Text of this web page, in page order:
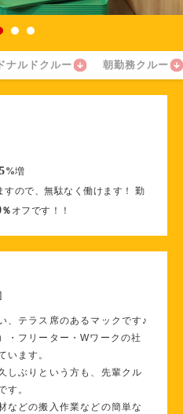
ナルドクルー 朝勤務クルー
%増
すので、無駄なく働けます！ 勤
％ オフです！！
、テラス席のあるマックです♪
・フリーター・Wワークの社
います。
しぶりという方も、先輩クル
す。
などの搬入作業などの簡単な